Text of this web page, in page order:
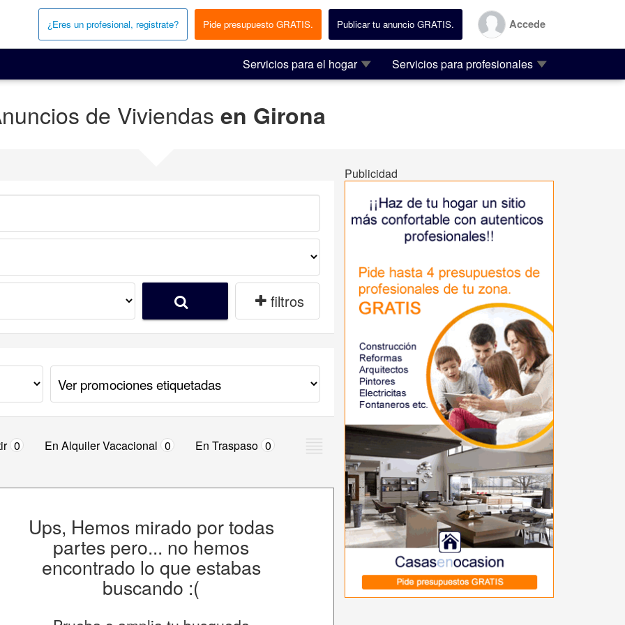
¿Eres un profesional, registrate? Pide presupuesto GRATIS. Publicar tu anuncio GRATIS. Accede
Servicios para el hogar Servicios para profesionales
de Viviendas en Girona
filtros
0 En Alquiler Vacacional 0 En Traspaso 0
Ups, Hemos mirado por todas
partes pero... no hemos
encontrado lo que estabas
buscando :(
Publicidad